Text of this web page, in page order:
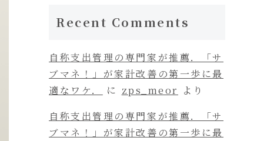
Recent Comments
自称支出管理の専門家が推薦．「サ
ブマネ！」が家計改善の第一歩に最
適なワケ．
に zps_meor より
自称支出管理の専門家が推薦．「サ
ブマネ！」が家計改善の第一歩に最